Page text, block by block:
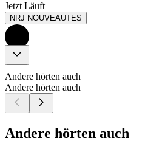
Jetzt Läuft
NRJ NOUVEAUTES
Andere hörten auch
Andere hörten auch
Andere hörten auch